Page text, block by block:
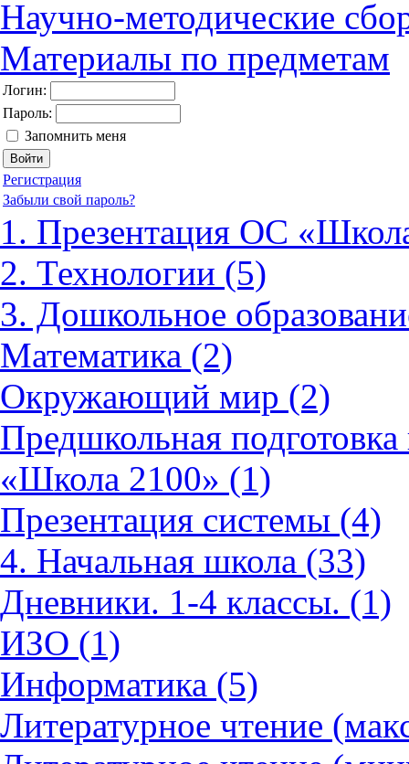
Научно-методические
Материалы по предметам
Логин:
Пароль:
Запомнить меня
Регистрация
Забыли свой пароль?
1. Презентация ОС
2. Технологии (5)
3. Дошкольное
Математика (2)
Окружающий мир (2)
Предшкольная
«Школа 2100» (1)
Презентация системы (4)
4. Начальная школа (33)
Дневники. 1-4 классы. (1)
ИЗО (1)
Информатика (5)
Литературное чтение